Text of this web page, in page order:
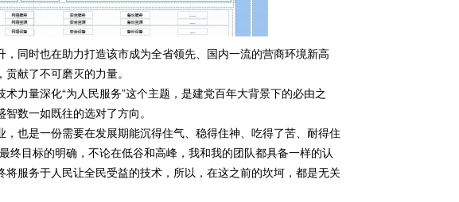
同时也在助力打造该市成为全省领先、国内一流的营商环境新高
献了不可磨灭的力量。
力量深化“为人民服务”这个主题，是建党百年大背景下的必由之
数一如既往的选对了方向。
也是一份需要在发展期能沉得住气、稳得住神、吃得了苦、耐得住
终目标的明确，不论在低谷和高峰，我和我的团队都具备一样的认
服务于人民让全民受益的技术，所以，在这之前的坎坷，都是无关